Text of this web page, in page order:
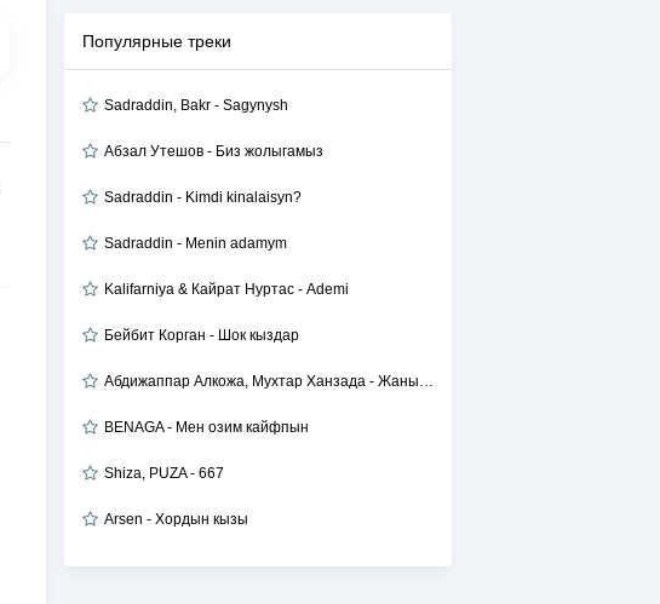
Популярные треки
Sadraddin, Bakr - Sagynysh
Абзал Утешов - Биз жолыгамыз
Sadraddin - Kimdi kinalaisyn?
Sadraddin - Menin adamym
Kalifarniya & Кайрат Нуртас - Ademi
Бейбит Корган - Шок кыздар
Абдижаппар Алкожа, Мухтар Ханзада - Жаным сол
BENAGA - Мен озим кайфпын
Shiza, PUZA - 667
Arsen - Хордын кызы